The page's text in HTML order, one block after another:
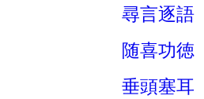
尋言逐語
随喜功徳
垂頭塞耳